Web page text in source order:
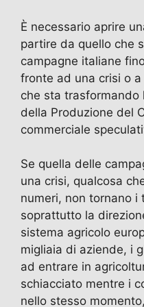
È necessario aprire
partire da quello che
campagne italiane
fronte ad una crisi o
che sta trasformando
della Produzione del
commerciale
Se quella delle
una crisi, qualcosa
numeri, non tornano i
soprattutto la
sistema agricolo
migliaia di aziende, i
ad entrare in
schiacciato mentre i
nello stesso